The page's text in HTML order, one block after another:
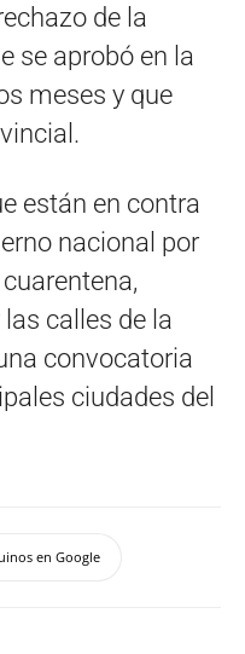
de la
se aprobó en la
meses y que
están en contra
nacional por
calles de la
convocatoria
ciudades del
en Google